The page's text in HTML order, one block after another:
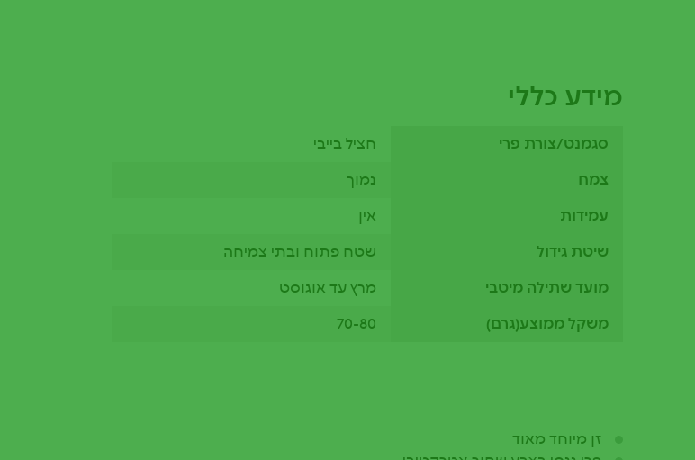
מידע כללי
סגמנט/צורת פרי חציל בייבי
צמח נמוך
עמידות אין
שיטת גידול שטח פתוח ובתי צמיחה
מועד שתילה מיטבי מרץ עד אוגוסט
משקל ממוצע(גרם) 70-80
זן מיוחד מאוד